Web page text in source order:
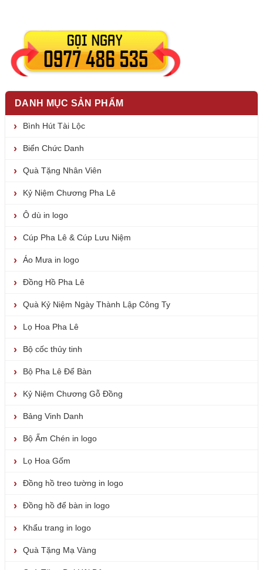
DANH MỤC SẢN PHẨM
Bình Hút Tài Lộc
Biển Chức Danh
Quà Tặng Nhân Viên
Kỷ Niệm Chương Pha Lê
Ô dù in logo
Cúp Pha Lê & Cúp Lưu Niệm
Áo Mưa in logo
Đồng Hồ Pha Lê
Quà Kỷ Niệm Ngày Thành Lập Công Ty
Lọ Hoa Pha Lê
Bộ cốc thủy tinh
Bộ Pha Lê Để Bàn
Kỷ Niệm Chương Gỗ Đồng
Bảng Vinh Danh
Bộ Ấm Chén in logo
Lọ Hoa Gốm
Đồng hồ treo tường in logo
Đồng hồ để bàn in logo
Khẩu trang in logo
Quà Tặng Mạ Vàng